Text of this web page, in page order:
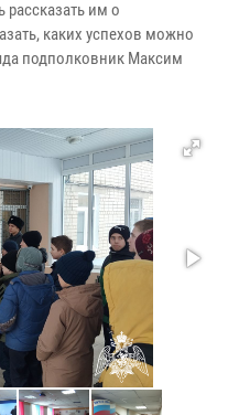
рассказать им о
каких успехов можно
подполковник Максим